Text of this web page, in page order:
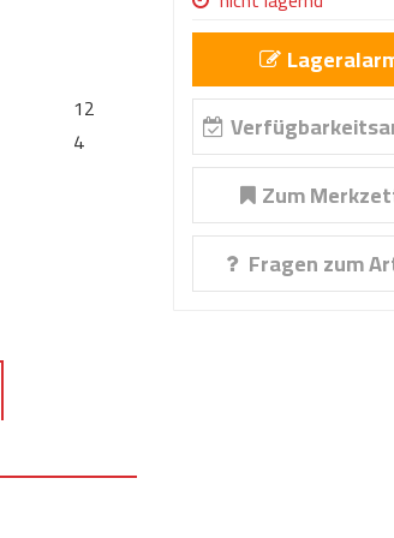
12
4
Zum
Fragen zum